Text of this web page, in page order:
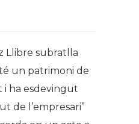
Llibre subratlla
un patrimoni de
i ha esdevingut
de l’empresari”